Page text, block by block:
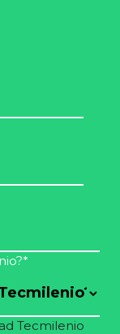
*
Tecmilenio